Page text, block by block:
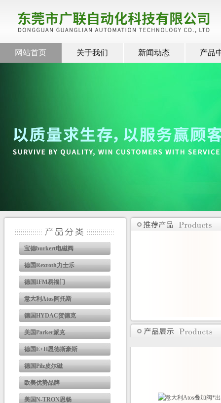
网站首页 关于我们 新闻动态 产品
宝德burkert电磁阀
德国Rexroth力士乐
德国IFM易福门
意大利Atos阿托斯
德国HYDAC贺德克
美国Parker派克
德国E+H恩德斯豪斯
德国Pilz皮尔磁
欧美优势品牌
美国N-TRON恩畅